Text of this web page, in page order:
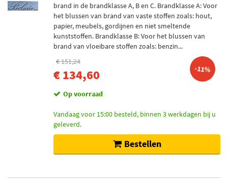
brand in de brandklasse A, B en C. Brandklasse A: Voor
het blussen van brand van vaste stoffen zoals: hout,
papier, meubels, gordijnen en niet smeltende
kunststoffen. Brandklasse B: Voor het blussen van
brand van vloeibare stoffen zoals: benzin...
€ 151,24
€ 134,60 -11%
Op voorraad
Vandaag voor 15:00 besteld, binnen 3 werkdagen bij u
geleverd.
Bestellen